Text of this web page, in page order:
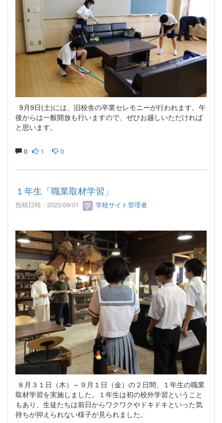
9月9日(土)には、旧校舎の卒業セレモニーが行われます。午
後からは一般開放も行いますので、ぜひお越しいただければ
と思います。
0 1 0
１年生「職業取材学習」
投稿日時 : 2023/09/01 学校サイト管理者
８月３１日（木）～９月１日（金）の２日間、１年生の職業
取材学習を実施しました。１年生は初の校外学習ということ
もあり、生徒たちは前日からワクワクやドキドキといった気
持ちが抑えられない様子が見られました。